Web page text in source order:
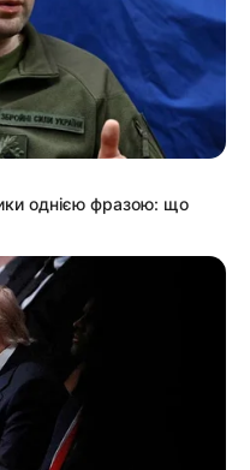
про якого
в Ужгороді
на
проклали
насправді
під час
(фото)
однією фразою: що